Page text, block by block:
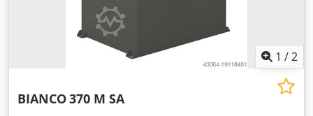
1 /2
BIANCO370 M SA